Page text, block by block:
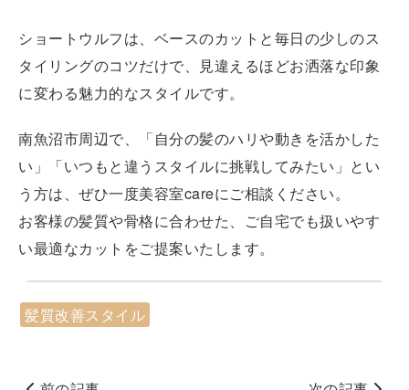
ショートウルフは、ベースのカットと毎日の少しのス
タイリングのコツだけで、見違えるほどお洒落な印象
に変わる魅力的なスタイルです。
南魚沼市周辺で、「自分の髪のハリや動きを活かした
い」「いつもと違うスタイルに挑戦してみたい」とい
う方は、ぜひ一度美容室careにご相談ください。
お客様の髪質や骨格に合わせた、ご自宅でも扱いやす
い最適なカットをご提案いたします。
髪質改善スタイル